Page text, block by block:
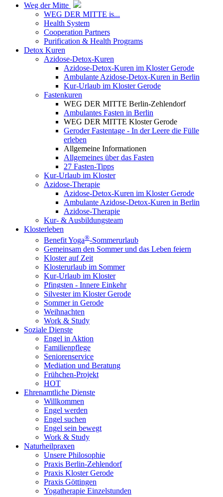
Weg der Mitte
WEG DER MITTE is...
Health System
Cooperation Partners
Purification & Health Programs
Detox Kuren
Azidose-Detox-Kuren
Azidose-Detox-Kuren im Kloster Gerode
Ambulante Azidose-Detox-Kuren in Berlin
Kur-Urlaub im Kloster Gerode
Fastenkuren
WEG DER MITTE Berlin-Zehlendorf
Ambulantes Fasten in Berlin
WEG DER MITTE Kloster Gerode
Geroder Fastentage - In der Leere die Fülle
erleben
Allgemeine Informationen
Allgemeines über das Fasten
27 Fasten-Tipps
Kur-Urlaub im Kloster
Azidose-Therapie
Azidose-Detox-Kuren im Kloster Gerode
Ambulante Azidose-Detox-Kuren in Berlin
Azidose-Therapie
Kur- & Ausbildungsteam
Klosterleben
Benefit Yoga®-Sommerurlaub
Gemeinsam den Sommer und das Leben feiern
Kloster auf Zeit
Klosterurlaub im Sommer
Kur-Urlaub im Kloster
Pfingsten - Innere Einkehr
Silvester im Kloster Gerode
Sommer in Gerode
Weihnachten
Work & Study
Soziale Dienste
Engel in Aktion
Familienpflege
Seniorenservice
Mediation und Beratung
Frühchen-Projekt
HOT
Ehrenamtliche Dienste
Willkommen
Engel werden
Engel suchen
Engel sein bewegt
Work & Study
Naturheilpraxen
Unsere Philosophie
Praxis Berlin-Zehlendorf
Praxis Kloster Gerode
Praxis Göttingen
Yogatherapie Einzelstunden